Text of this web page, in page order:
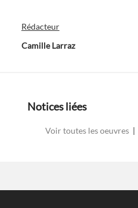
Rédacteur
Camille Larraz
Notices liées
Voir toutes les oeuvres |